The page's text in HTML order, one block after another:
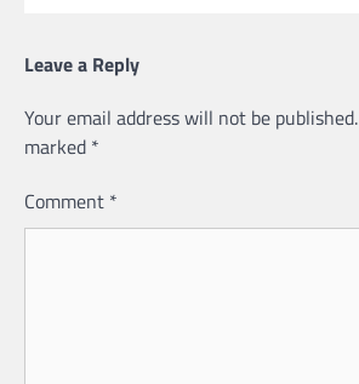
Leave a Reply
Your email address will not be published.
marked *
Comment *